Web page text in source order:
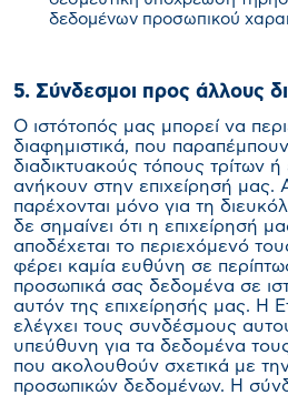
δεδομένων προσωπικού
5. Σύνδεσμοι προς άλλους
Ο ιστότοπός μας μπορεί να
διαφημιστικά, που
διαδικτυακούς τόπους τρίτων ή
ανήκουν στην επιχείρησή μας.
παρέχονται μόνο για τη
δε σημαίνει ότι η επιχείρησή
αποδέχεται το περιεχόμενό
φέρει καμία ευθύνη σε
προσωπικά σας δεδομένα σε
αυτόν της επιχείρησής μας. Η
ελέγχει τους συνδέσμους
υπεύθυνη για τα δεδομένα τους
που ακολουθούν σχετικά με
προσωπικών δεδομένων. Η